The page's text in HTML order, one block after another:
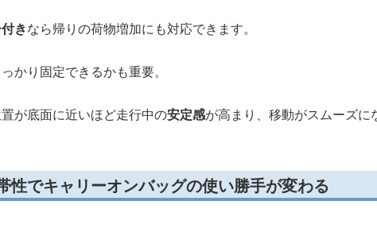
きなら帰りの荷物増加にも対応できます。
かり固定できるかも重要。
が底面に近いほど走行中の安定感が高まり、移動がスムーズに
性でキャリーオンバッグの使い勝手が変わる